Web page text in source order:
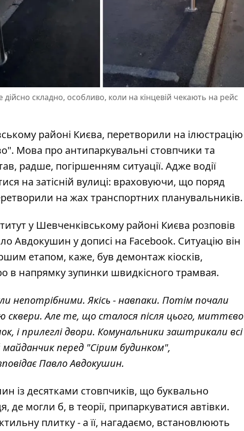
дійсно складно, особливо, коли на кінцевій чекають на рейс
районі Києва, перетворили на ілюстрацію
Мова про антипаркувальні стовпчики та
радше, погіршенням ситуації. Адже водії
на затісній вулиці: враховуючи, що поряд
на жах транспортних планувальників.
у Шевченківському районі Києва розповів
Авдокушин у дописі на Facebook. Ситуацію він
етапом, каже, був демонтаж кіосків,
в напрямку зупинки швидкісного трамвая.
непотрібними. Якісь - навпаки. Потім почали
Але те, що сталося після цього, миттєво
і прилеглі двори. Комунальники заштрикали всі
перед "Сірим будинком",
Павло Авдокушин.
із десятками стовпчиків, що буквально
могли б, в теорії, припаркуватися автівки.
плитку - а її, нагадаємо, встановлюють